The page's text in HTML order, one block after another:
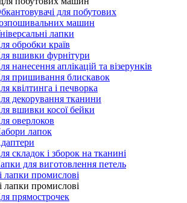
для побутових
машин
лапки
обробки країв
вшивки фурнітури
нанесення аплікацій та візерунків
пришивання блискавок
квілтинга і печворка
декорування тканини
вшивки косої бейки
оверлоков
лапок
складок і зборок на тканині
для виготовлення петель
промислові
промислові
прямострочек